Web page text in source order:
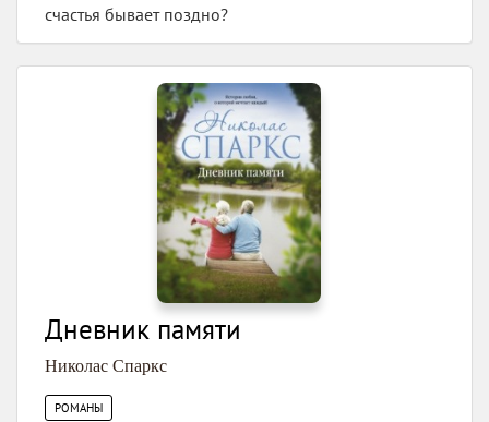
счастья бывает поздно?
Дневник памяти
Николас Спаркс
РОМАНЫ